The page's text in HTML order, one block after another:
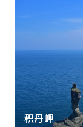
积丹岬